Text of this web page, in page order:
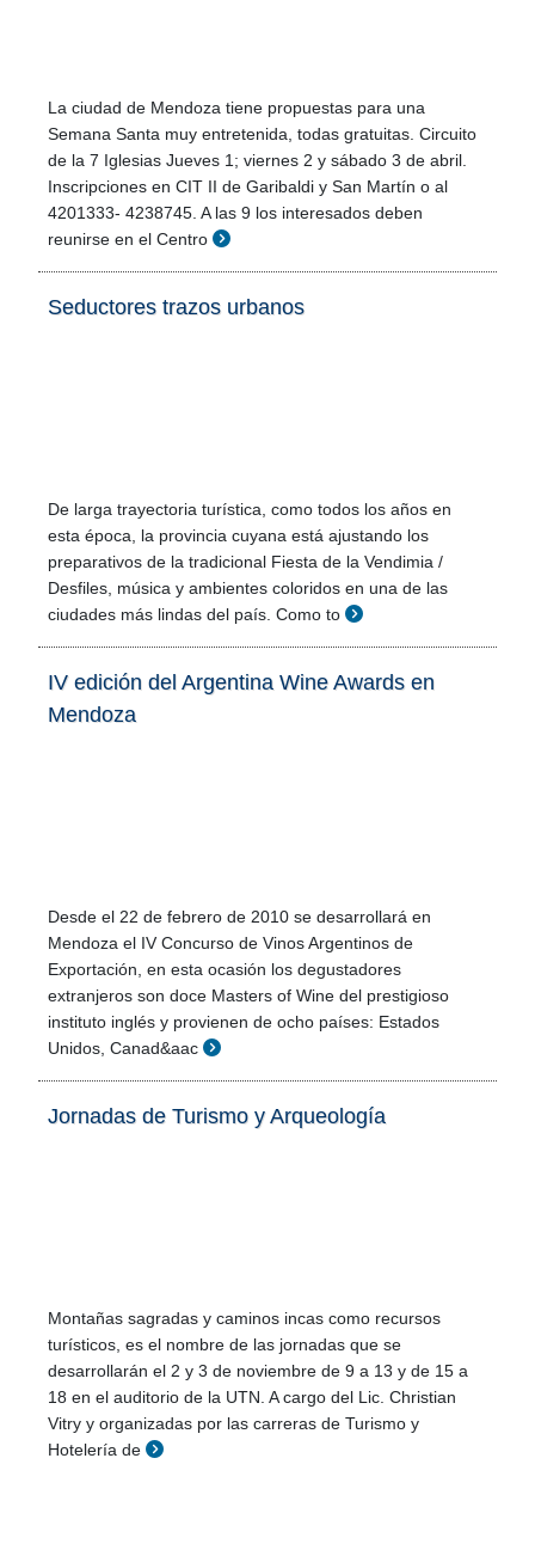
La ciudad de Mendoza tiene propuestas para una
Semana Santa muy entretenida, todas gratuitas. Circuito
de la 7 Iglesias Jueves 1; viernes 2 y sábado 3 de abril.
Inscripciones en CIT II de Garibaldi y San Martín o al
4201333- 4238745. A las 9 los interesados deben
reunirse en el Centro
Seductores trazos urbanos
De larga trayectoria turística, como todos los años en
esta época, la provincia cuyana está ajustando los
preparativos de la tradicional Fiesta de la Vendimia /
Desfiles, música y ambientes coloridos en una de las
ciudades más lindas del país. Como to
IV edición del Argentina Wine Awards en
Mendoza
Desde el 22 de febrero de 2010 se desarrollará en
Mendoza el IV Concurso de Vinos Argentinos de
Exportación, en esta ocasión los degustadores
extranjeros son doce Masters of Wine del prestigioso
instituto inglés y provienen de ocho países: Estados
Unidos, Canad&aac
Jornadas de Turismo y Arqueología
Montañas sagradas y caminos incas como recursos
turísticos, es el nombre de las jornadas que se
desarrollarán el 2 y 3 de noviembre de 9 a 13 y de 15 a
18 en el auditorio de la UTN. A cargo del Lic. Christian
Vitry y organizadas por las carreras de Turismo y
Hotelería de